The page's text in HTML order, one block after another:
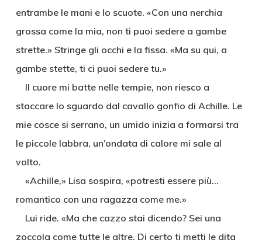
entrambe le mani e lo scuote. «Con una nerchia
grossa come la mia, non ti puoi sedere a gambe
strette.» Stringe gli occhi e la fissa. «Ma su qui, a
gambe stette, ti ci puoi sedere tu.»
Il cuore mi batte nelle tempie, non riesco a
staccare lo sguardo dal cavallo gonfio di Achille. Le
mie cosce si serrano, un umido inizia a formarsi tra
le piccole labbra, un’ondata di calore mi sale al
volto.
«Achille,» Lisa sospira, «potresti essere più…
romantico con una ragazza come me.»
Lui ride. «Ma che cazzo stai dicendo? Sei una
zoccola come tutte le altre. Di certo ti metti le dita